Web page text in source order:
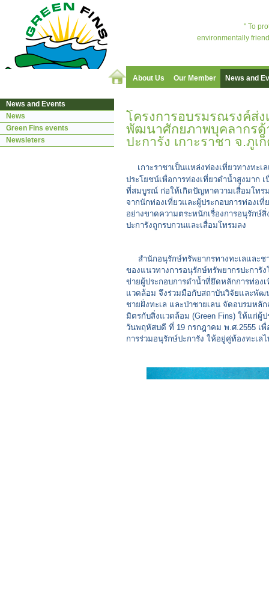
" To
environmentally
About Us Our Member News and
โครงการอบรมรณรงค์ส่ง
พัฒนาศักยภาพบุคลากรด้
ปะการัง เกาะราชา จ.ภูเ
เกาะราชาเป็นแหล่งท่องเที่ยวทางทะเ
ประโยชน์เพื่อการท่องเที่ยวดำน้ำสูงมาก
ที่สมบูรณ์ ก่อให้เกิดปัญหาความเสื่อมโทร
จากนักท่องเที่ยวและผู้ประกอบการท่องเ
อย่างขาดความตระหนักเรื่องการอนุรักษ์
ปะการังถูกรบกวนและเสื่อมโทรมลง
สำนักอนุรักษ์ทรัพยากรทางทะเลและช
ของแนวทางการอนุรักษ์ทรัพยากรปะการัง
ข่ายผู้ประกอบการดำน้ำที่ยึดหลักการท่อง
แวดล้อม จึงร่วมมือกับสถาบันวิจัยและพัฒ
ชายฝั่งทะเล และป่าชายเลน จัดอบรมหลั
มิตรกับสิ่งแวดล้อม (Green Fins) ให้แก่ผู้
วันพฤหัสบดี ที่ 19 กรกฎาคม พ.ศ.2555 เ
การร่วมอนุรักษ์ปะการัง ให้อยู่คู่ท้องทะเล
News and Events
News
Green Fins events
Newsleters